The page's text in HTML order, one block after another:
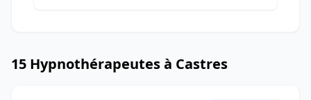
15 Hypnothérapeutes à Castres